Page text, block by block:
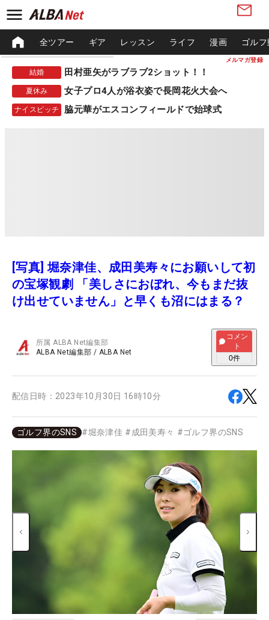
メルマガ登録
全ツアー ギア レッスン ライフ 漫画 ゴル
結婚 田村亜矢がラブラブ2ショット！！
夏休み 女子プロ4人が浴衣姿で長岡花火大会へ
ナイスピッチ 脇元華がエスコンフィールドで始球式
[写真] 堀奈津佳、成田美寿々にお願いして初
の宝塚観劇 「美しさにおぼれ、今もまだ抜
け出せていません」と早くも沼にはまる？
所属ALBA Net編集部
ALBA Net編集部 / ALBA Net
コメン
ト
0件
配信日時： 2023年10月30日 16時10分
ゴルフ界のSNS #堀奈津佳 # 成田美寿々 #ゴルフ界のSNS